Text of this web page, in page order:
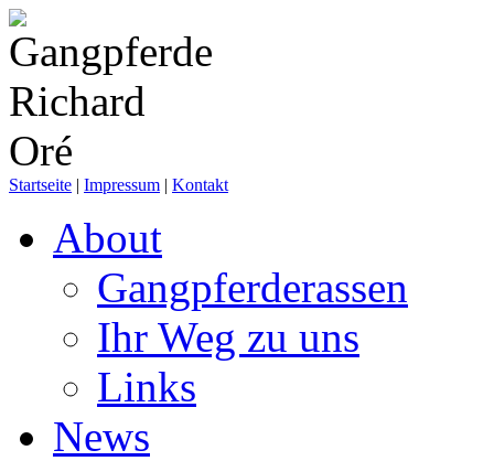
Startseite | Impressum | Kontakt
About
Gangpferderassen
Ihr Weg zu uns
Links
News